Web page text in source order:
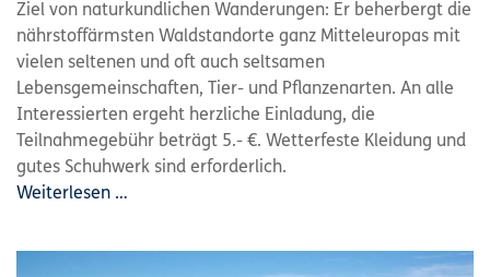
Ziel von naturkundlichen Wanderungen: Er beherbergt die
nährstoffärmsten Waldstandorte ganz Mitteleuropas mit
vielen seltenen und oft auch seltsamen
Lebensgemeinschaften, Tier- und Pflanzenarten. An alle
Interessierten ergeht herzliche Einladung, die
Teilnahmegebühr beträgt 5.- €. Wetterfeste Kleidung und
gutes Schuhwerk sind erforderlich.
Weiterlesen …